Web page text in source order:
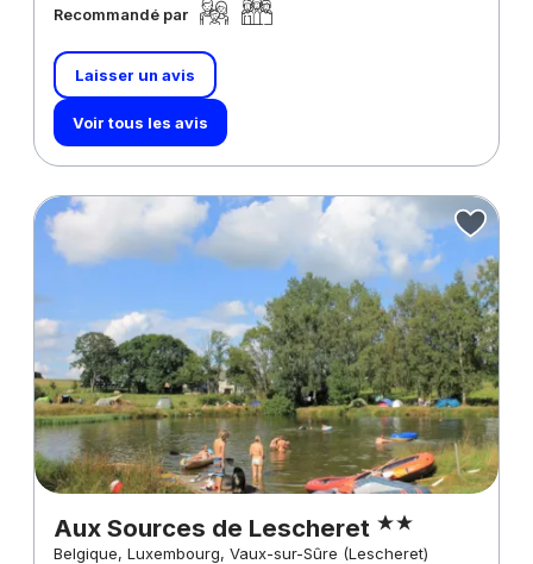
Recommandé par
Laisser un avis
Voir tous les avis
Aux Sources de Lescheret
Belgique, Luxembourg, Vaux-sur-Sûre (Lescheret)